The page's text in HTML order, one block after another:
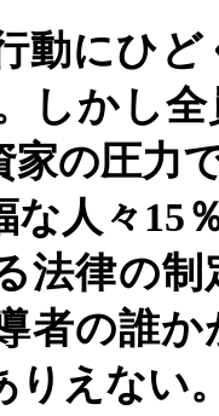
動にひ
しかし
家の圧力
な人々 15
法律の
者の誰
りえない